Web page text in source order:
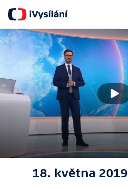
18. května 2019